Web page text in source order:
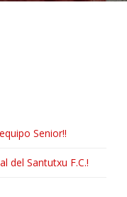
Senior!!
del Santutxu F.C.!